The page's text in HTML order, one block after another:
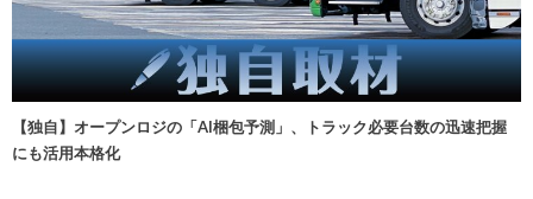
【独自】オープンロジの「AI梱包予測」、トラック必要台数の迅速把握
にも活用本格化